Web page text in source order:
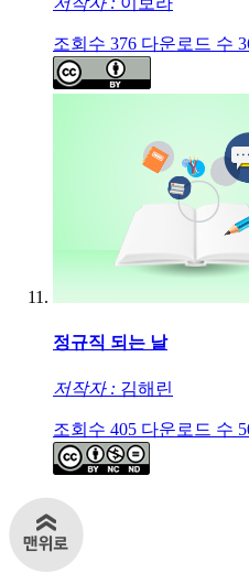
조회수 376 다운로드 수
정규직 되는 날
저작자 : 김해린
조회수 405 다운로드 수